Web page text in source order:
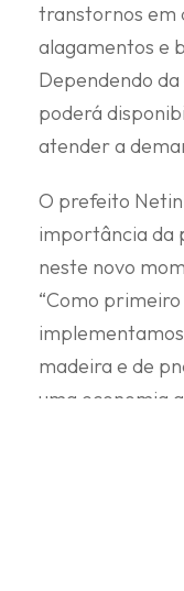
transtornos em
alagamentos e
Dependendo
poderá
atender a
O prefeito
importância da
neste novo
“Como
madeira e de
uma economia